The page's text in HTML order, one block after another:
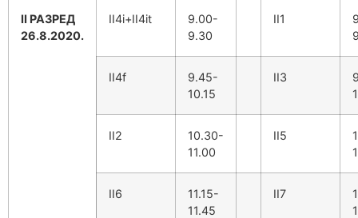
II РАЗРЕД
26.8.2020.
II4i+II4it
9.00-
9.30
II1
II4f
9.45-
10.15
II3
II2
10.30-
11.00
II5
II6
11.15-
11.45
II7